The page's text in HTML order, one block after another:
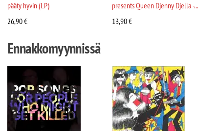
pääty hyvin (LP)
26,90€
presents Queen Djenny Djella -...
13,90€
Ennakkomyynnissä